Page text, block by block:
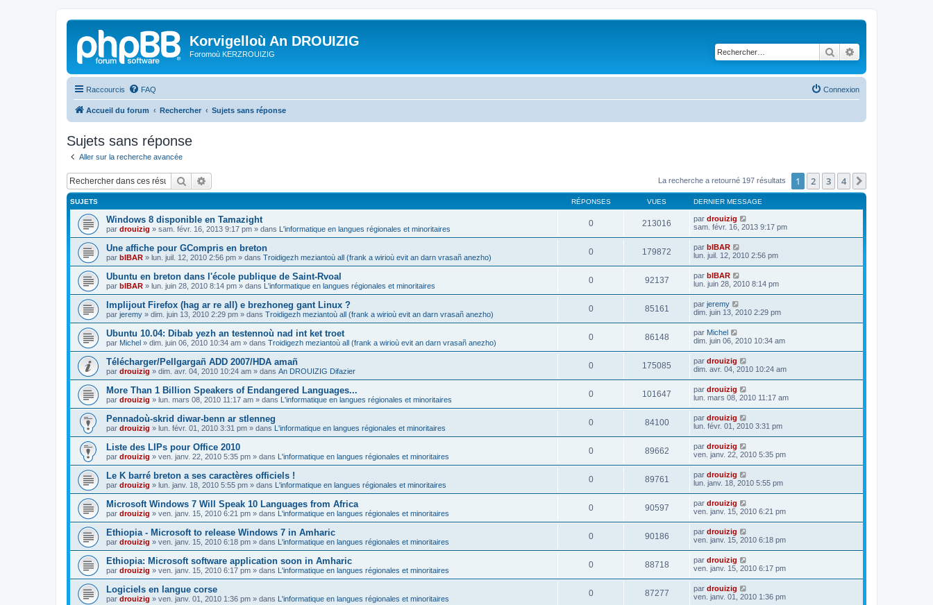
Korvigelloù An DROUIZIG
Foromoù KERZROUIZIG Rechercher
Raccourcis FAQ Connexion
Accueil du forum Rechercher Sujets sans réponse
Sujets sans réponse
Aller sur la recherche avancée
Rechercher La recherche a retourné 197 résultats 1 2 3 4
SUJETS RÉPONSES VUES DERNIER MESSAGE
Windows 8 disponible en Tamazight
par drouizig » sam. févr. 16, 2013 9:17 pm » dans L'informatique en langues régionales et minoritaires
0 213016 par drouizig
sam. févr. 16, 2013 9:17 pm
Une affiche pour GCompris en breton
par bIBAR » lun. juil. 12, 2010 2:56 pm » dans Troidigezh meziantoù all (frank a wirioù evit an darn vrasañ anezho)
0 179872 par bIBAR
lun. juil. 12, 2010 2:56 pm
Ubuntu en breton dans l'école publique de Saint-Rvoal
par bIBAR » lun. juin 28, 2010 8:14 pm » dans L'informatique en langues régionales et minoritaires
0 92137 par bIBAR
lun. juin 28, 2010 8:14 pm
Implijout Firefox (hag ar re all) e brezhoneg gant Linux ?
par jeremy » dim. juin 13, 2010 2:29 pm » dans Troidigezh meziantoù all (frank a wirioù evit an darn vrasañ anezho)
0 85161 par jeremy
dim. juin 13, 2010 2:29 pm
Ubuntu 10.04: Dibab yezh an testennoù nad int ket troet
par Michel » dim. juin 06, 2010 10:34 am » dans Troidigezh meziantoù all (frank a wirioù evit an darn vrasañ anezho)
0 86148 par Michel
dim. juin 06, 2010 10:34 am
Télécharger/Pellgargañ ADD 2007/HDA amañ
par drouizig » dim. avr. 04, 2010 10:24 am » dans An DROUIZIG Difazier
0 175085 par drouizig
dim. avr. 04, 2010 10:24 am
More Than 1 Billion Speakers of Endangered Languages...
par drouizig » lun. mars 08, 2010 11:17 am » dans L'informatique en langues régionales et minoritaires
0 101647 par drouizig
lun. mars 08, 2010 11:17 am
Pennadoù-skrid diwar-benn ar stlenneg
par drouizig » lun. févr. 01, 2010 3:31 pm » dans L'informatique en langues régionales et minoritaires
0 84100 par drouizig
lun. févr. 01, 2010 3:31 pm
Liste des LIPs pour Office 2010
par drouizig » ven. janv. 22, 2010 5:35 pm » dans L'informatique en langues régionales et minoritaires
0 89662 par drouizig
ven. janv. 22, 2010 5:35 pm
Le K barré breton a ses caractères officiels !
par drouizig » lun. janv. 18, 2010 5:55 pm » dans L'informatique en langues régionales et minoritaires
0 89761 par drouizig
lun. janv. 18, 2010 5:55 pm
Microsoft Windows 7 Will Speak 10 Languages from Africa
par drouizig » ven. janv. 15, 2010 6:21 pm » dans L'informatique en langues régionales et minoritaires
0 90597 par drouizig
ven. janv. 15, 2010 6:21 pm
Ethiopia - Microsoft to release Windows 7 in Amharic
par drouizig » ven. janv. 15, 2010 6:18 pm » dans L'informatique en langues régionales et minoritaires
0 90186 par drouizig
ven. janv. 15, 2010 6:18 pm
Ethiopia: Microsoft software application soon in Amharic
par drouizig » ven. janv. 15, 2010 6:17 pm » dans L'informatique en langues régionales et minoritaires
0 88718 par drouizig
ven. janv. 15, 2010 6:17 pm
Logiciels en langue corse
par drouizig » ven. janv. 01, 2010 1:36 pm » dans L'informatique en langues régionales et minoritaires
0 87277 par drouizig
ven. janv. 01, 2010 1:36 pm